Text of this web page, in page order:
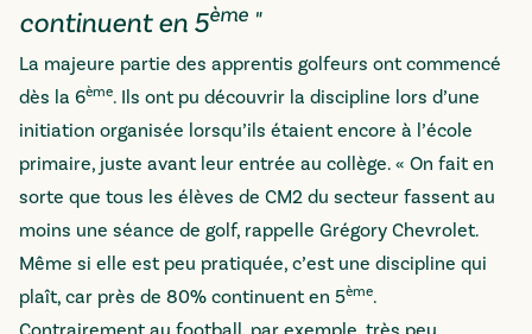
continuent en 5ème "
La majeure partie des apprentis golfeurs ont commencé
dès la 6ème. Ils ont pu découvrir la discipline lors d’une
initiation organisée lorsqu’ils étaient encore à l’école
primaire, juste avant leur entrée au collège. « On fait en
sorte que tous les élèves de CM2 du secteur fassent au
moins une séance de golf, rappelle Grégory Chevrolet.
Même si elle est peu pratiquée, c’est une discipline qui
plaît, car près de 80% continuent en 5ème.